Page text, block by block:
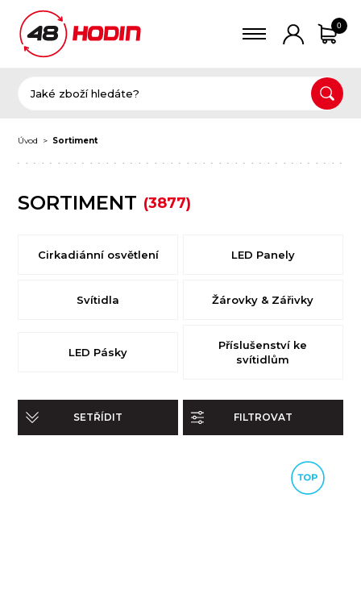
0
Úvod Sortiment
SORTIMENT (3877)
Cirkadiánní osvětlení LED Panely
Svítidla Žárovky & Zářivky
LED Pásky
Příslušenství ke
svítidlům
SETŘÍDIT FILTROVAT